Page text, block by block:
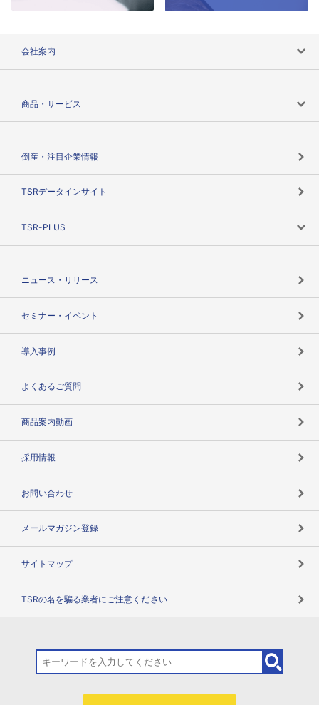
会社案内
商品・サービス
倒産・注目企業情報
TSRデータインサイト
TSR-PLUS
ニュース・リリース
セミナー・イベント
導入事例
よくあるご質問
商品案内動画
採用情報
お問い合わせ
メールマガジン登録
サイトマップ
TSRの名を騙る業者にご注意ください